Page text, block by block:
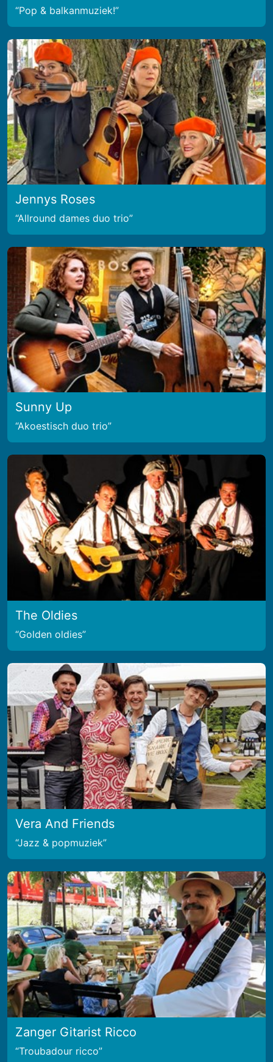
Pop & balkanmuziek!
Jennys Roses
Allround dames duo trio
Sunny Up
Akoestisch duo trio
The Oldies
Golden oldies
Vera And Friends
Jazz & popmuziek
Zanger Gitarist Ricco
Troubadour ricco